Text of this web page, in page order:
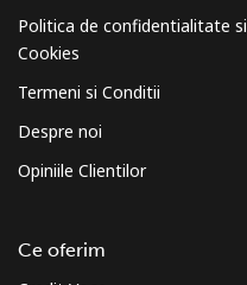
Politica de confidentialitate si
Cookies
Termeni si Conditii
Despre noi
Opiniile Clientilor
Ce oferim